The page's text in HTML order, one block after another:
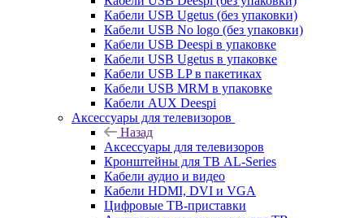
Кабели USB Ugetus (без упаковки)
Кабели USB No logo (без упаковки)
Кабели USB Deespi в упаковке
Кабели USB Ugetus в упаковке
Кабели USB LP в пакетиках
Кабели USB MRM в упаковке
Кабели AUX Deespi
Аксессуары для телевизоров
Назад
Аксессуары для телевизоров
Кронштейны для ТВ AL-Series
Кабели аудио и видео
Кабели HDMI, DVI и VGA
Цифровые ТВ-приставки